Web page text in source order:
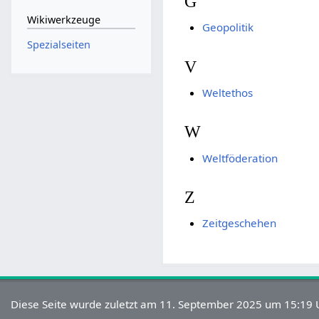
Geopolitik
V
Weltethos
W
Weltföderation
Z
Zeitgeschehen
Wikiwerkzeuge
Spezialseiten
Diese Seite wurde zuletzt am 11. September 2025 um 15:19